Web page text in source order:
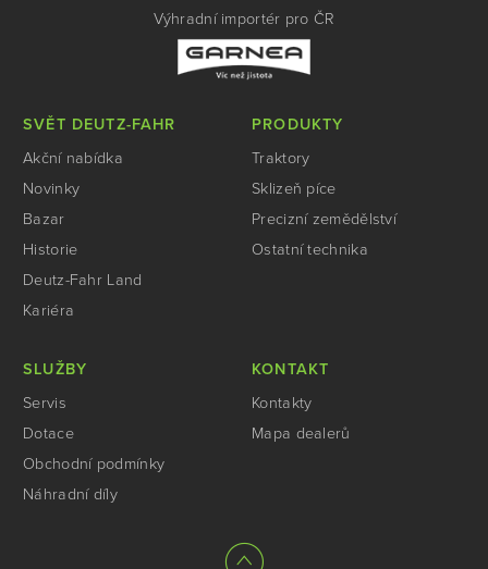
Výhradní importér pro ČR
SVĚT DEUTZ-FAHR
Akční nabídka
Novinky
Bazar
Historie
Deutz-Fahr Land
Kariéra
PRODUKTY
Traktory
Sklizeň píce
Precizní zemědělství
Ostatní technika
SLUŽBY
Servis
Dotace
Obchodní podmínky
Náhradní díly
KONTAKT
Kontakty
Mapa dealerů